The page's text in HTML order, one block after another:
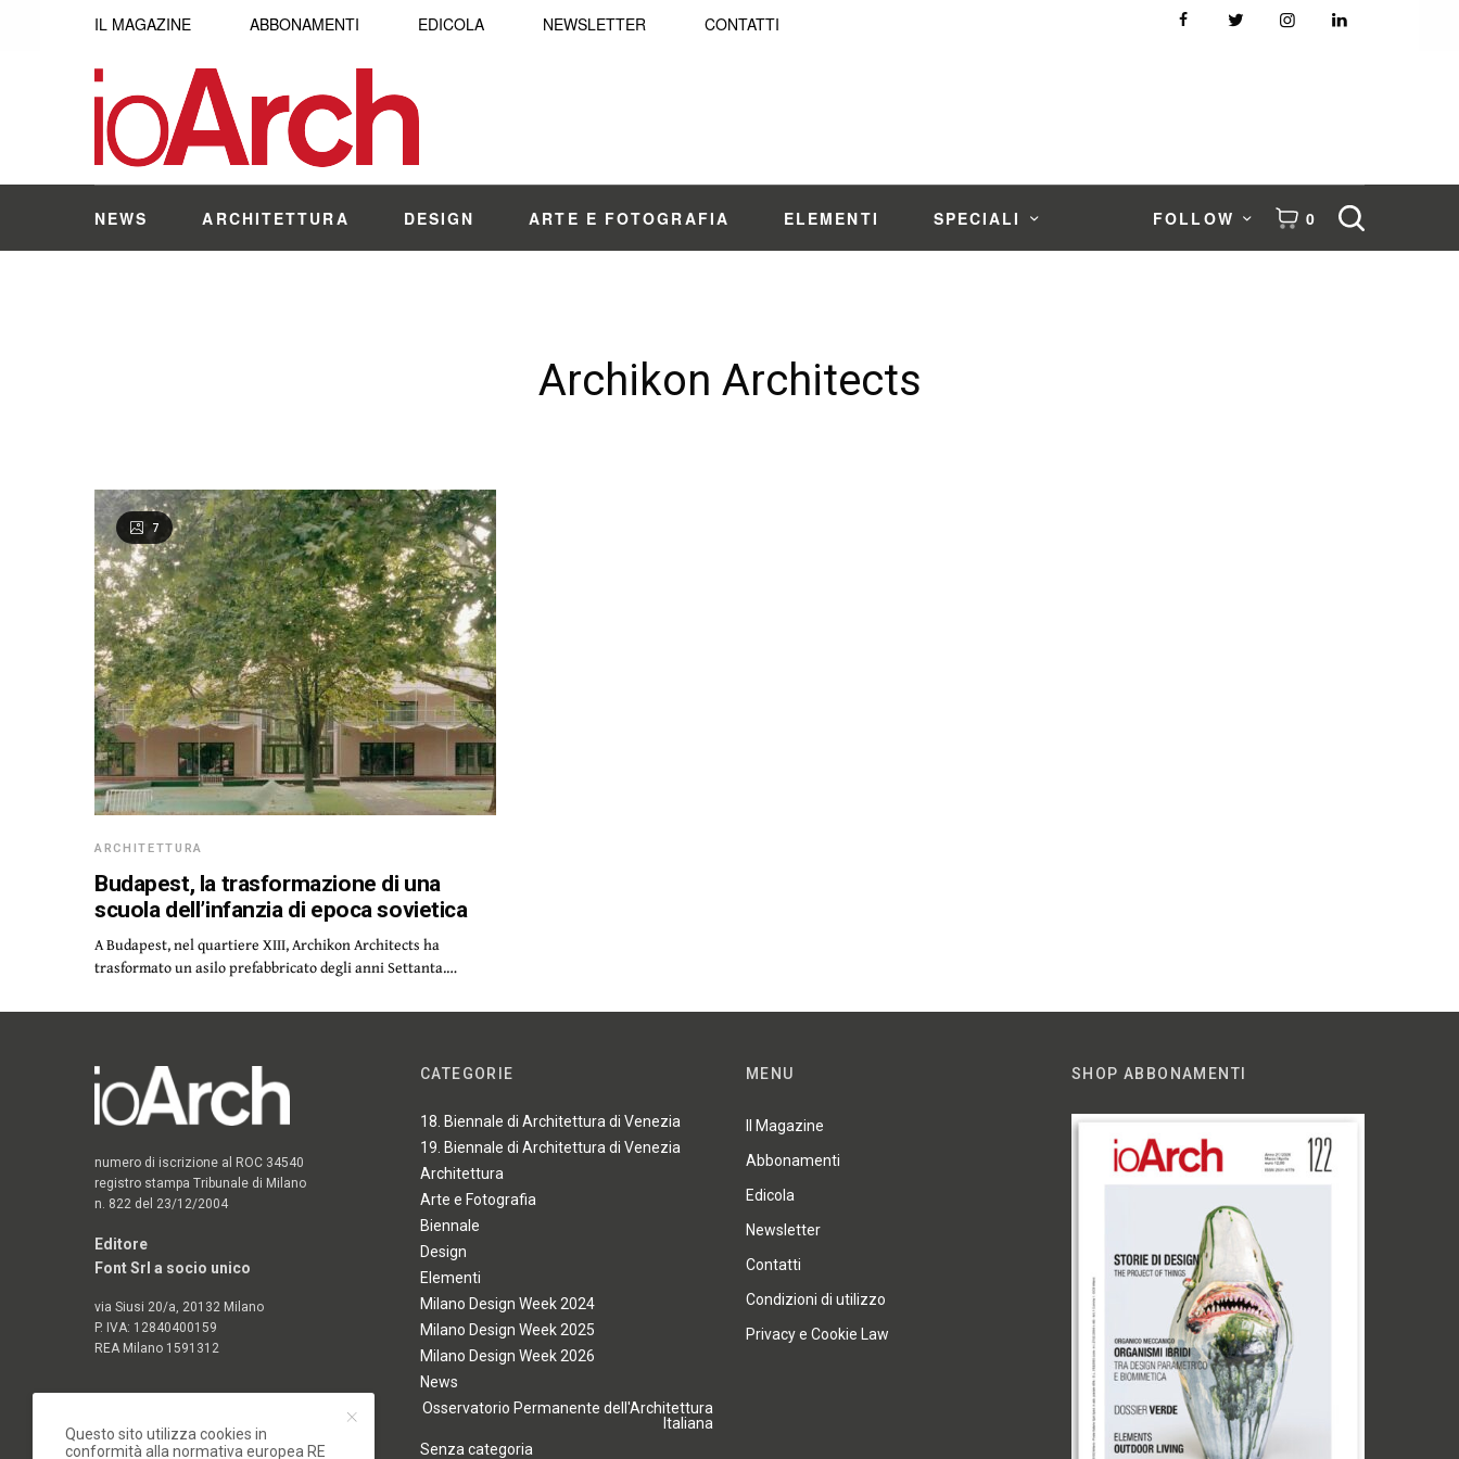
IL MAGAZINE ABBONAMENTI EDICOLA NEWSLETTER CONTATTI
NEWS ARCHITETTURA DESIGN ARTE E FOTOGRAFIA ELEMENTI SPECIALI FOLLOW 0
Archikon Architects
7
ARCHITETTURA
Budapest, la trasformazione di una
scuola dell’infanzia di epoca sovietica
A Budapest, nel quartiere XIII, Archikon Architects ha
trasformato un asilo prefabbricato degli anni Settanta.…
numero di iscrizione al ROC 34540
registro stampa Tribunale di Milano
n. 822 del 23/12/2004
Editore
Font Srl a socio unico
via Siusi 20/a, 20132 Milano
P. IVA: 12840400159
REA Milano 1591312
CATEGORIE
18. Biennale di Architettura di Venezia
19. Biennale di Architettura di Venezia
Architettura
Arte e Fotografia
Biennale
Design
Elementi
Milano Design Week 2024
Milano Design Week 2025
Milano Design Week 2026
News
Osservatorio Permanente dell'Architettura
Italiana
Senza categoria
MENU
Il Magazine
Abbonamenti
Edicola
Newsletter
Contatti
Condizioni di utilizzo
Privacy e Cookie Law
SHOP ABBONAMENTI
Questo sito utilizza cookies in
conformità alla normativa europea RE